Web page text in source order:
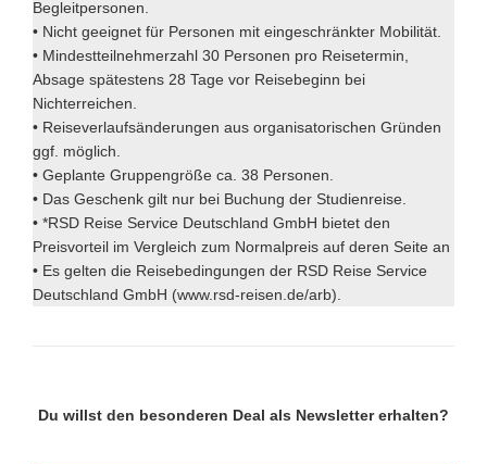
Begleitpersonen.
• Nicht geeignet für Personen mit eingeschränkter Mobilität.
• Mindestteilnehmerzahl 30 Personen pro Reisetermin,
Absage spätestens 28 Tage vor Reisebeginn bei
Nichterreichen.
• Reiseverlaufsänderungen aus organisatorischen Gründen
ggf. möglich.
• Geplante Gruppengröße ca. 38 Personen.
• Das Geschenk gilt nur bei Buchung der Studienreise.
• *RSD Reise Service Deutschland GmbH bietet den
Preisvorteil im Vergleich zum Normalpreis auf deren Seite an
• Es gelten die Reisebedingungen der RSD Reise Service
Deutschland GmbH (www.rsd-reisen.de/arb).
Du willst den besonderen Deal als Newsletter erhalten?